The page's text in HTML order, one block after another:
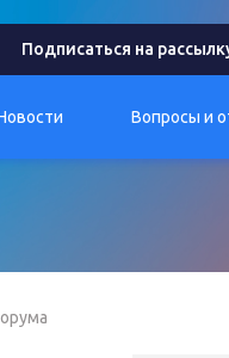
Подписаться на
Вопросы и